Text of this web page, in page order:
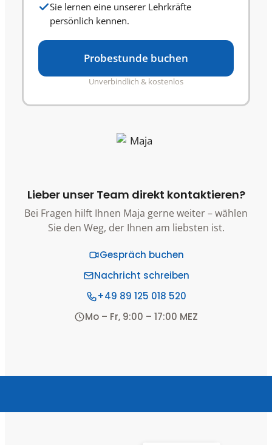
Sie lernen eine unserer Lehrkräfte
persönlich kennen.
Probestunde buchen
Unverbindlich & kostenlos
Lieber unser Team direkt kontaktieren?
Bei Fragen hilft Ihnen Maja gerne weiter – wählen
Sie den Weg, der Ihnen am liebsten ist.
Gespräch buchen
Nachricht schreiben
+49 89 125 018 520
Mo – Fr, 9:00 – 17:00 MEZ